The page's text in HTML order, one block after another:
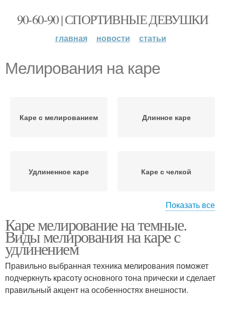
90-60-90 | СПОРТИВНЫЕ ДЕВУШКИ
главная новости статьи
Мелирования на каре
Каре с мелированием Длинное каре
Удлиненное каре Каре с челкой
волос
удлиненное каре
Каре на мелированные
волосы
Мелирования на
короткие волосы
Показать все
Каре мелирование на темные.
Виды мелирования на каре с
удлинением
Правильно выбранная техника мелирования поможет
подчеркнуть красоту основного тона прически и сделает
правильный акцент на особенностях внешности.